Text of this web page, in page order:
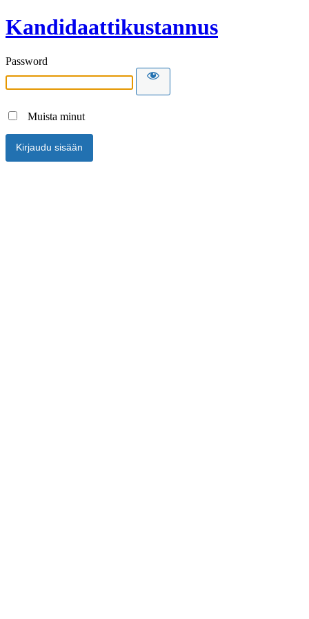
Kandidaattikustannus
Password
Muista minut